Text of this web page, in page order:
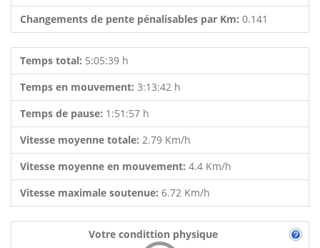
Changements de pente pénalisables par Km: 0.141
Temps total: 5:05:39 h
Temps en mouvement: 3:13:42 h
Temps de pause: 1:51:57 h
Vitesse moyenne totale: 2.79 Km/h
Vitesse moyenne en mouvement: 4.4 Km/h
Vitesse maximale soutenue: 6.72 Km/h
Votre condittion physique